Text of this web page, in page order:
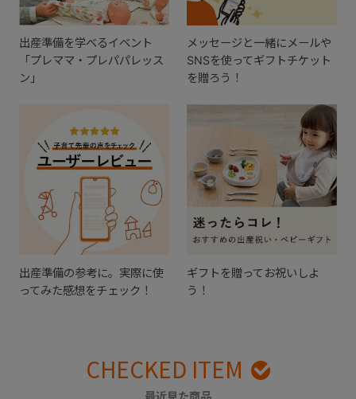
出産準備を学べるイベント
「プレママ・プレパパレッス
ン」
メッセージと一緒にメールや
SNSを使ってギフトチケット
を贈ろう！
出産準備の参考に。実際に使
ってみた感想をチェック！
ギフトを贈ってお祝いしよ
う！
CHECKED ITEM
最近見た商品